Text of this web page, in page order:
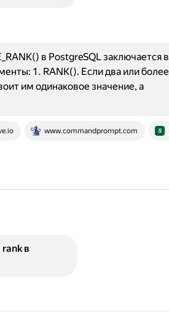
www.commandprompt.com
в PostgreSQL заключается в
1. RANK(). Если два или более
им одинаковое значение, а
в